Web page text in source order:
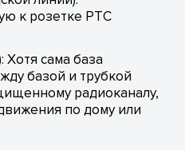
к розетке РТС
Хотя сама база
базой и трубкой
радиоканалу,
по дому или